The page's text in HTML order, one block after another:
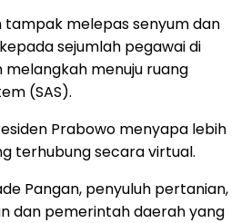
tampak melepas senyum dan
sejumlah pegawai di
menuju ruang
(SAS).
Prabowo menyapa lebih
terhubung secara virtual.
Pangan, penyuluh pertanian,
dan pemerintah daerah yang